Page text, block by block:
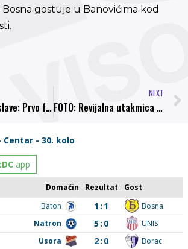
gostuje u Banovićima kod
Dani ponosa i slave: Prvo fudbalsko prvenstvo BiH (13.09.1994.) – NK Bosna – NK Željezničar 2:1
NEXT
FOTO: Revijalna utakmica Uprava NK Bosna – Navijačka skupina Demoni završena rezultatom 5:3